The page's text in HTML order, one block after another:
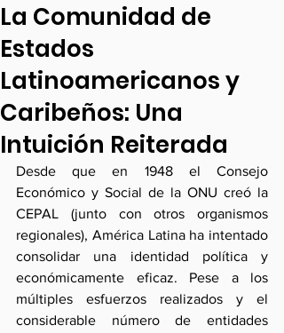
La Comunidad de
Estados
Latinoamericanos y
Caribeños: Una
Intuición Reiterada
Desde que en 1948 el Consejo
Económico y Social de la ONU creó la
CEPAL (junto con otros organismos
regionales), América Latina ha intentado
consolidar una identidad política y
económicamente eficaz. Pese a los
múltiples esfuerzos realizados y el
considerable número de entidades